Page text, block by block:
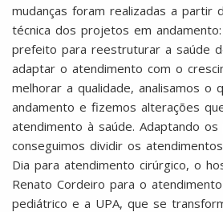
mudanças foram realizadas a partir
técnica dos projetos em
prefeito para reestruturar a saúde
adaptar o atendimento com o
melhorar a qualidade, analisamos o
andamento e fizemos alterações
atendimento à saúde. Adaptando
conseguimos dividir os
Dia para atendimento cirúrgico, o
Renato Cordeiro para o
pediátrico e a UPA, que se